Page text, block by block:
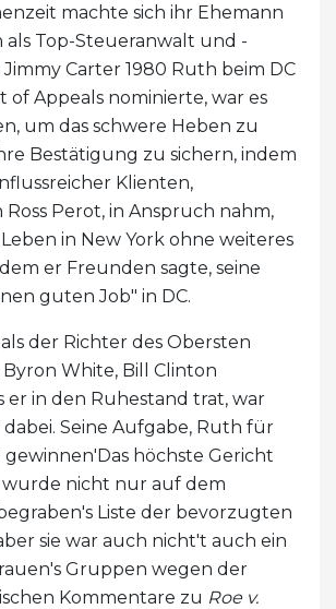
machte sich ihr Ehemann
als Top-Steueranwalt und -
Jimmy Carter 1980 Ruth beim DC
of Appeals nominierte, war es
um das schwere Heben zu
Bestätigung zu sichern, indem
Klienten,
Perot, in Anspruch nahm,
in New York ohne weiteres
er Freunden sagte, seine
guten Job" in DC.
der Richter des Obersten
Byron White, Bill Clinton
er in den Ruhestand trat, war
Seine Aufgabe, Ruth für
höchste Gericht
wurde nicht nur auf dem
Liste der bevorzugten
sie war auch nicht't auch ein
Gruppen wegen der
Kommentare zu Roe v.